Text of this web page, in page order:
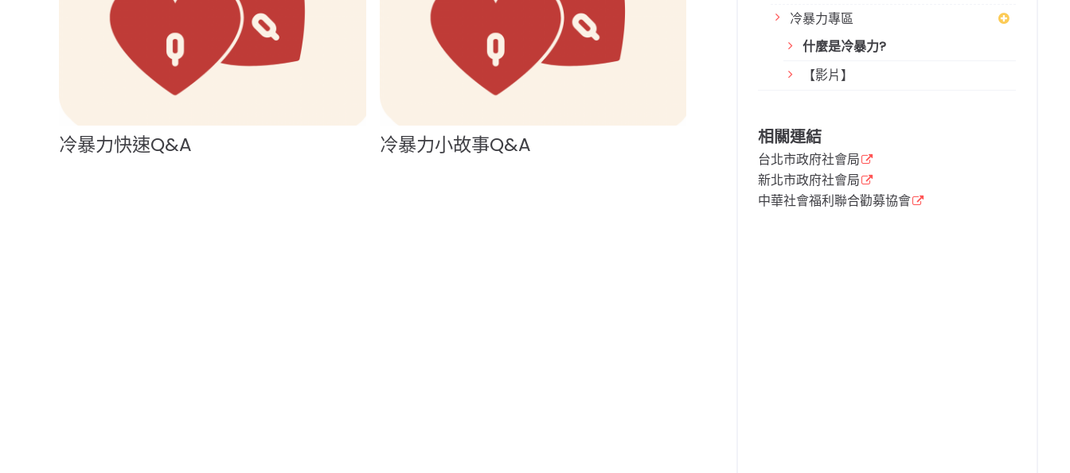
冷暴力專區
什麼是冷暴力?
【影片】
相關連結
台北市政府社會局
新北市政府社會局
中華社會福利聯合勸募協會
冷暴力快速Q&A 冷暴力小故事Q&A